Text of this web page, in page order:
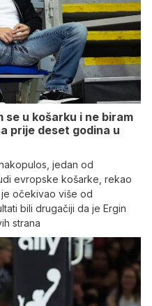
se u košarku i ne biram
prije deset godina u
jedan od
evropske košarke, rekao
je očekivao više od
bili drugačiji da je Ergin
strana